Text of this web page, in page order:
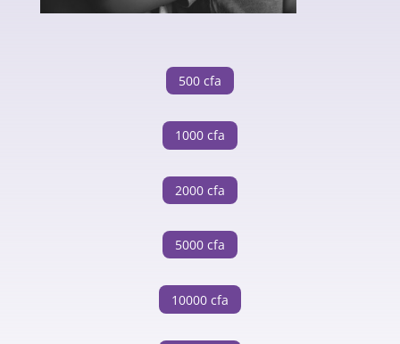
500 cfa
1000 cfa
2000 cfa
5000 cfa
10000 cfa